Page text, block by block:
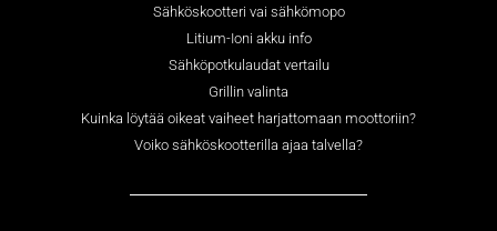
Sähköskootteri vai sähkömopo
Litium-Ioni akku info
Sähköpotkulaudat vertailu
Grillin valinta
Kuinka löytää oikeat vaiheet harjattomaan moottoriin?
Voiko sähköskootterilla ajaa talvella?